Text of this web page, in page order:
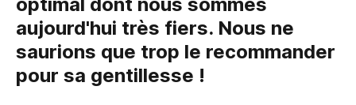
optimal dont nous sommes
aujourd'hui très fiers. Nous ne
saurions que trop le recommander
pour sa gentillesse !